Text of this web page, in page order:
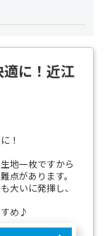
に！近江
！
地一枚ですから
点があります。
大いに発揮し、
すめ♪